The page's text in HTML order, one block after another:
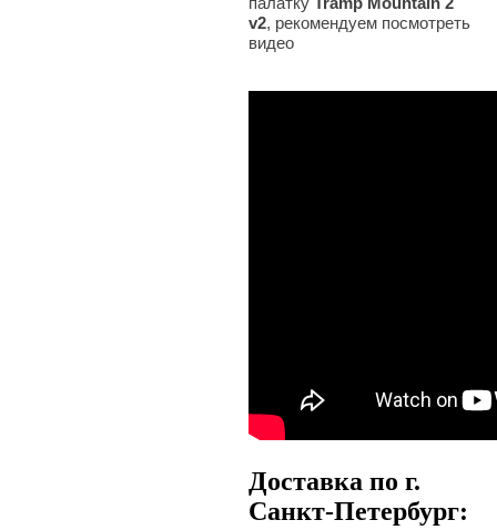
v2, рекомендуем посмотреть
видео
Доставка по г.
Санкт-Петербург: